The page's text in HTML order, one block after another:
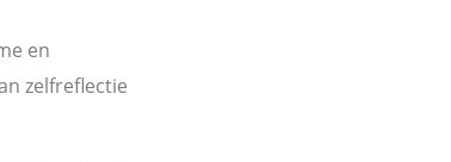
en
zelfreflectie